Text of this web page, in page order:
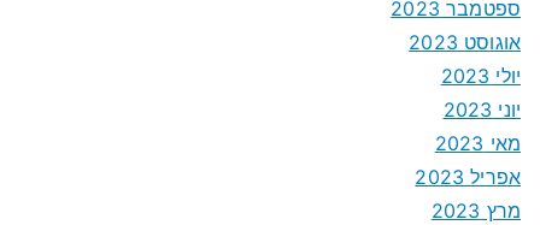
ספטמבר 2023
אוגוסט 2023
יולי 2023
יוני 2023
מאי 2023
אפריל 2023
מרץ 2023